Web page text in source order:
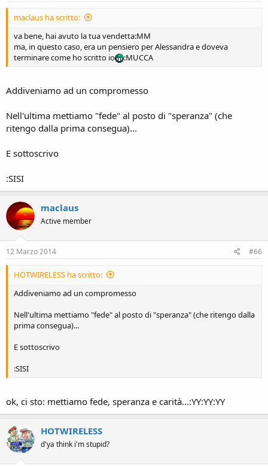
maclaus ha scritto:
va bene, hai avuto la tua vendetta:MM
ma, in questo caso, era un pensiero per Alessandra e doveva
terminare come ho scritto io
:MUCCA
Addiveniamo ad un compromesso
Nell'ultima mettiamo "fede" al posto di "speranza" (che
ritengo dalla prima consegua)...
E sottoscrivo
:SISI
maclaus
Active member
12 Marzo 2014 #66
HOTWIRELESS ha scritto:
Addiveniamo ad un compromesso
Nell'ultima mettiamo "fede" al posto di "speranza" (che ritengo dalla
prima consegua)...
E sottoscrivo
:SISI
ok, ci sto: mettiamo fede, speranza e carità...:YY:YY:YY
HOTWIRELESS
d'ya think i'm stupid?